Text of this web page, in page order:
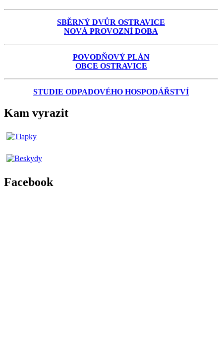
SBĚRNÝ DVŮR OSTRAVICE
NOVÁ PROVOZNÍ DOBA
POVODŇOVÝ PLÁN
OBCE OSTRAVICE
STUDIE ODPADOVÉHO HOSPODÁŘSTVÍ
Kam vyrazit
Facebook